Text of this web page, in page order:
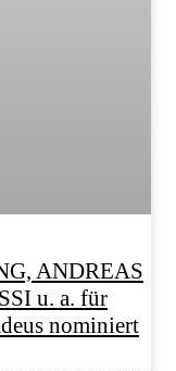
ANDREAS
u. a. für
nominiert